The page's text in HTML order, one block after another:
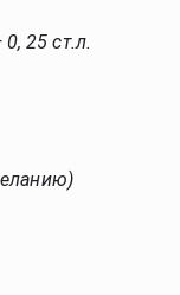
25 ст.л.